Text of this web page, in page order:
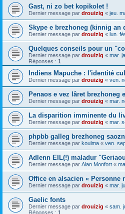
Gast, ni zo bet kopikolet !
Dernier message par drouizig « jeu.
Skype e brezhoneg (kinnig an
Dernier message par drouizig « lun.
Quelques conseils pour un
Dernier message par drouizig « mar.
Réponses : 1
Indiens Mapuche : l'identité
Dernier message par drouizig « ven.
Penaos e vez lâret brezhoneg
Dernier message par drouizig « mar.
La disparition imminente du
Dernier message par drouizig « mar.
phpbb galleg brezhoneg
Dernier message par koulma « ven.
Adlenn EIL(!) maladur
Dernier message par Alan Monfort «
Office en alsacien «
Dernier message par drouizig « mar.
Gaelic fonts
Dernier message par drouizig « sam.
Réponses : 1